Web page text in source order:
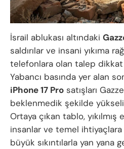
İsrail ablukası altındaki
saldırılar ve insani yıkıma
telefonlara olan talep
Yabancı basında yer alan
iPhone 17 Pro satışları
beklenmedik şekilde
Ortaya çıkan tablo,
insanlar ve temel
büyük sıkıntılarla yan yana